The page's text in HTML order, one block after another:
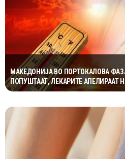
МАКЕДОНИЈА ВО ПОРТОКАЛОВА
ПОПУШТААТ, ЛЕКАРИТЕ АПЕЛИРААТ
ПРЕТПАЗЛИВОСТ